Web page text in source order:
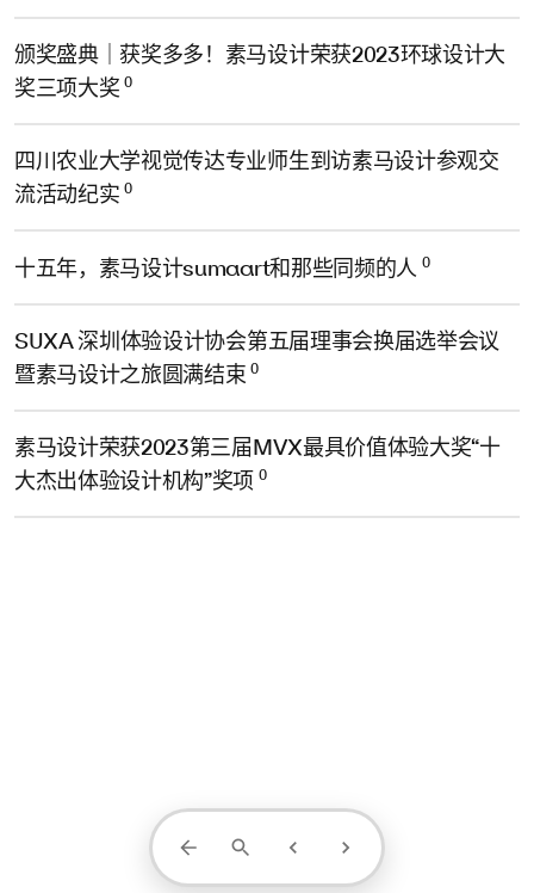
颁奖盛典｜获奖多多！素马设计荣获2023环球设计大
奖三项大奖 0
四川农业大学视觉传达专业师生到访素马设计参观交
流活动纪实 0
十五年，素马设计sumaart和那些同频的人 0
SUXA 深圳体验设计协会第五届理事会换届选举会议
暨素马设计之旅圆满结束 0
素马设计荣获2023第三届MVX最具价值体验大奖“十
大杰出体验设计机构”奖项 0